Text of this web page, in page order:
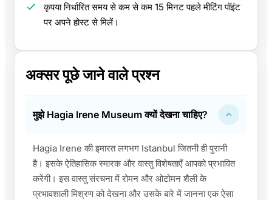
कृपया निर्धारित समय से कम से कम 15 मिनट पहले मीटिंग पॉइंट
पर अपने होस्ट से मिलें।
अक्सर पूछे जाने वाले प्रश्न
मुझे Hagia Irene Museum क्यों देखना चाहिए?
Hagia Irene की इमारत लगभग Istanbul जितनी ही पुरानी
है। इसके ऐतिहासिक स्मारक और वास्तु विशेषताएँ आपको प्रभावित
करेंगी। इस वास्तु संरचना में रोमन और ओटोमन शैली के
प्रभावशाली मिश्रण को देखना और उसके बारे में जानना एक ऐसा